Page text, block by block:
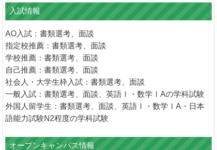
入試情報
AO入試：書類選考、面談
指定校推薦：書類選考、面談
学校推薦：書類選考、面談
自己推薦：書類選考、面談
社会人・大学生枠入試：書類選考、面談
一般入試：書類選考、面談、英語Ⅰ・数学ⅠAの学科試験
外国人留学生：書類選考、面談、英語Ⅰ・数学ⅠA・日本
語能力試験N2程度の学科試験
オープンキャンパス情報